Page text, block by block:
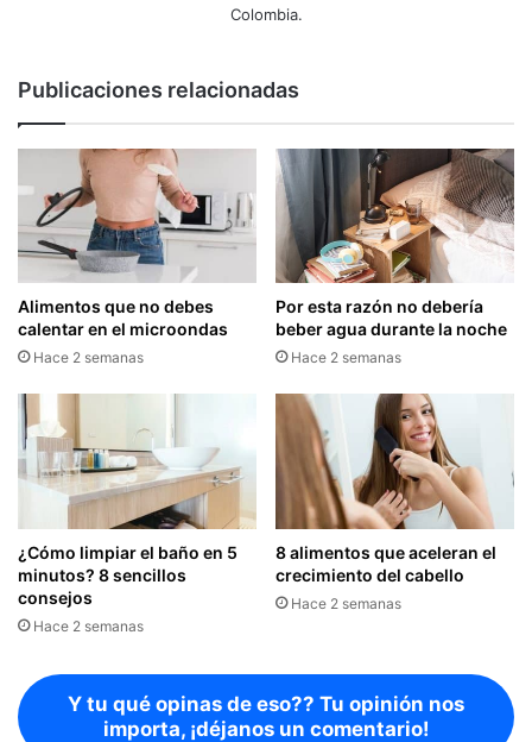
Colombia.
Publicaciones relacionadas
Alimentos que no debes
calentar en el microondas
Hace 2 semanas
Por esta razón no debería
beber agua durante la noche
Hace 2 semanas
¿Cómo limpiar el baño en 5
minutos? 8 sencillos
consejos
Hace 2 semanas
8 alimentos que aceleran el
crecimiento del cabello
Hace 2 semanas
Y tu qué opinas de eso?? Tu opinión nos
importa, ¡déjanos un comentario!